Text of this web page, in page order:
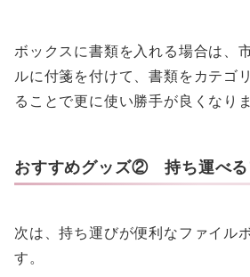
ボックスに書類を入れる場合は、
ルに付箋を付けて、書類をカテゴ
ることで更に使い勝手が良くなりま
おすすめグッズ② 持ち運べる
次は、持ち運びが便利なファイル
す。